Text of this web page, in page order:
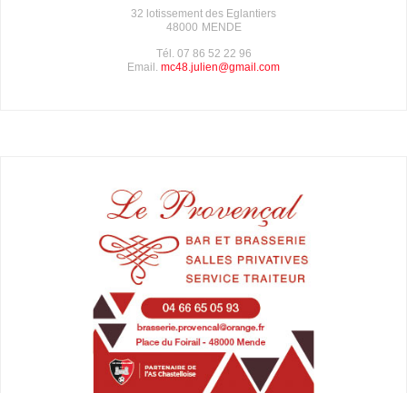
32 lotissement des Eglantiers
48000 MENDE
Tél. 07 86 52 22 96
Email. mc48.julien@gmail.com